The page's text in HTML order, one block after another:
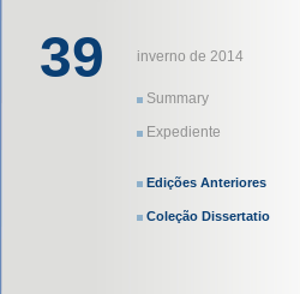
39 inverno de 2014
Summary
Expediente
Edições Anteriores
Coleção Dissertatio